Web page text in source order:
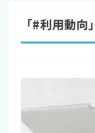
「#利用動